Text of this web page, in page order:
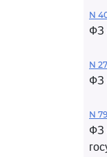
N
ФЗ
N
ФЗ
N
ФЗ